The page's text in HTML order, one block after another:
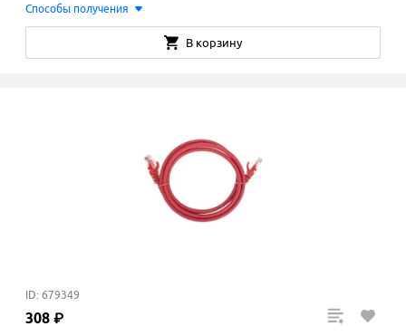
Способы получения
В корзину
ID: 679349
308 ₽